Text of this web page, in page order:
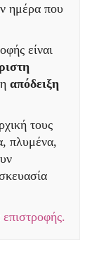
ημέρα που
είναι
απόδειξη
τους
πλυμένα,
επιστροφής.